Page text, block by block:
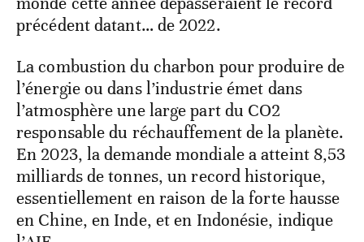
précédent datant… de 2022.
La combustion du charbon pour produire de
l’énergie ou dans l’industrie émet dans
l’atmosphère une large part du CO2
responsable du réchauffement de la planète.
En 2023, la demande mondiale a atteint 8,53
milliards de tonnes, un record historique,
essentiellement en raison de la forte hausse
en Chine, en Inde, et en Indonésie, indique